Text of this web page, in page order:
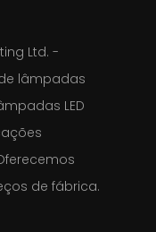
custos
sem
Tempo
Ltd. -
lâmpadas
LED
de fábrica.